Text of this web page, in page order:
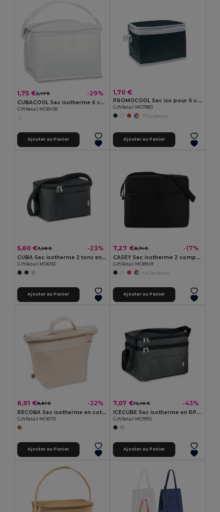
1,75 €2,47 € -29%
CUBACOOL Sac isotherme 6 cannettes
GiftRetail MO8438
Ajouter au Panier
1,70 €
PROMOCOOL Sac iso pour 6 cannettes
GiftRetail MO7883
+1 Couleurs
Ajouter au Panier
5,60 €7,28 € -23%
CUBA Sac isotherme 2 tons en RPET
GiftRetail MO6150
Ajouter au Panier
7,27 €8,74 € -17%
CASEY Sac isotherme 2 compartiments
GiftRetail MO8949
+4 Couleurs
Ajouter au Panier
6,91 €8,81 € -22%
RECOBA Sac isotherme en coton recyclé
GiftRetail MO6751
Ajouter au Panier
7,07 €12,46 € -43%
ICECUBE Sac isotherme en RPET
GiftRetail MO9915
Ajouter au Panier